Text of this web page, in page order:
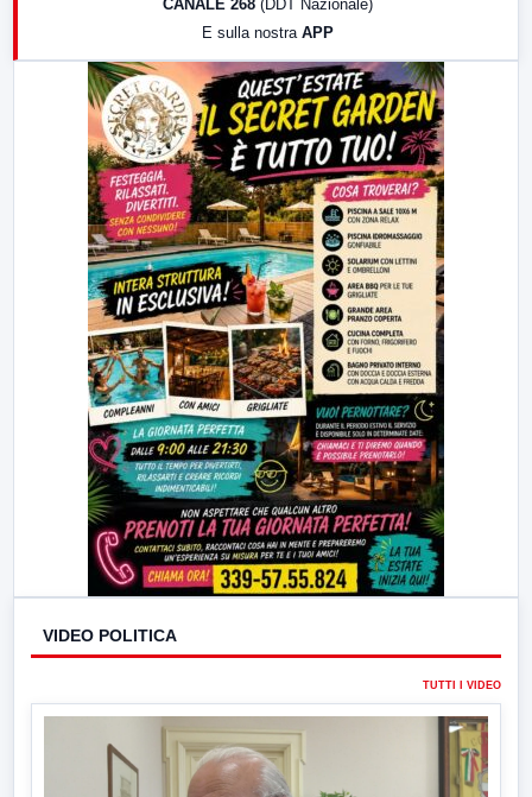
LabNews (replica)
CANALE 268 (DDT Nazionale)
E sulla nostra APP
VIDEO POLITICA
TUTTI I VIDEO